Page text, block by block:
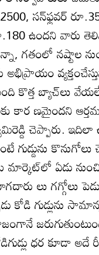
సన్‌ఫ్లవర్‌
ఉందని వారు
గతంలో నష్టాల
బ్యాచ్‌లు
కార ణమైందని
చెప్పారు. ఇదిలా
గుడ్డును
ఏడు నుంచి
లు గగ్గోలు
కోడి గుడ్లును
ధర కూడా